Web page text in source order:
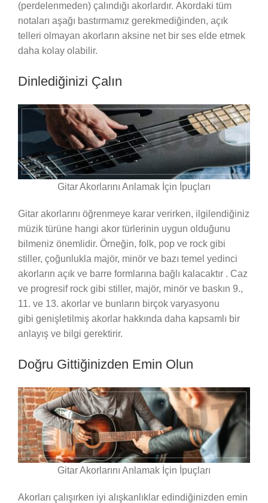
(perdelenmeden) çalındığı akorlardır. Akordaki tüm
notaları aşağı bastırmamız gerekmediğinden, açık
telleri olmayan akorların aksine net bir ses elde etmek
daha kolay olabilir.
Dinlediğinizi Çalın
Gitar Akorlarını Anlamak İçin İpuçları
Gitar akorlarını öğrenmeye karar verirken, ilgilendiğiniz
müzik türüne hangi akor türlerinin uygun olduğunu
bilmeniz önemlidir. Örneğin, folk, pop ve rock gibi
stiller, çoğunlukla majör, minör ve bazı temel yedinci
akorların açık ve barre formlarına bağlı kalacaktır . Caz
ve progresif rock gibi stiller, majör, minör ve baskın 9.,
11. ve 13. akorlar ve bunların birçok varyasyonu
gibi genişletilmiş akorlar hakkında daha kapsamlı bir
anlayış ve bilgi gerektirir.
Doğru Gittiğinizden Emin Olun
Gitar Akorlarını Anlamak İçin İpuçları
Akorları çalışırken iyi alışkanlıklar edindiğinizden emin